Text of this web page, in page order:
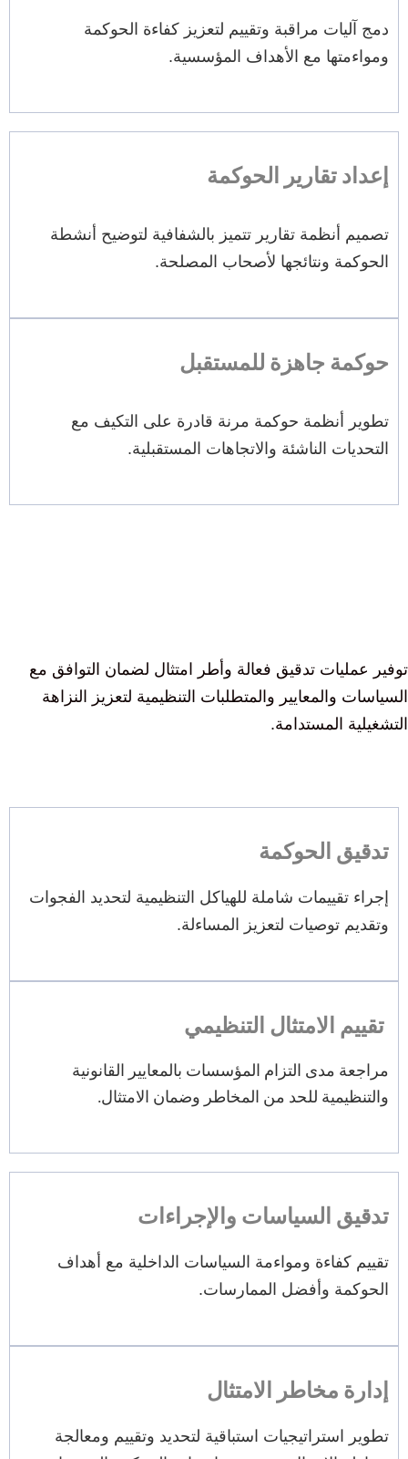
دمج آليات مراقبة وتقييم لتعزيز كفاءة الحوكمة
ومواءمتها مع الأهداف المؤسسية.
إعداد تقارير الحوكمة
تصميم أنظمة تقارير تتميز بالشفافية لتوضيح أنشطة
الحوكمة ونتائجها لأصحاب المصلحة.
حوكمة جاهزة للمستقبل
تطوير أنظمة حوكمة مرنة قادرة على التكيف مع
التحديات الناشئة والاتجاهات المستقبلية.
توفير عمليات تدقيق فعالة وأطر امتثال لضمان التوافق مع
السياسات والمعايير والمتطلبات التنظيمية لتعزيز النزاهة
التشغيلية المستدامة.
تدقيق الحوكمة
إجراء تقييمات شاملة للهياكل التنظيمية لتحديد الفجوات
وتقديم توصيات لتعزيز المساءلة.
تقييم الامتثال التنظيمي
مراجعة مدى التزام المؤسسات بالمعايير القانونية
والتنظيمية للحد من المخاطر وضمان الامتثال.
تدقيق السياسات والإجراءات
تقييم كفاءة ومواءمة السياسات الداخلية مع أهداف
الحوكمة وأفضل الممارسات.
إدارة مخاطر الامتثال
تطوير استراتيجيات استباقية لتحديد وتقييم ومعالجة